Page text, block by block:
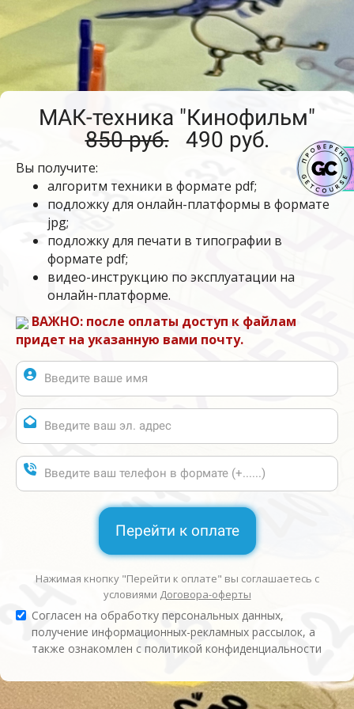
МАК-техника "Кинофильм"
850 руб.490 руб.
Вы получите:
алгоритм техники в формате pdf;
подложку для онлайн-платформы в формате
jpg;
подложку для печати в типографии в
формате pdf;
видео-инструкцию по эксплуатации на
онлайн-платформе.
ВАЖНО: после оплаты доступ к файлам
придет на указанную вами почту.
Перейти к оплате
Нажимая кнопку "Перейти к оплате" вы соглашаетесь с
условиями Договора-оферты
Согласен на обработку персональных данных,
получение информационных-рекламных рассылок, а
также ознакомлен с политикой конфиденциальности